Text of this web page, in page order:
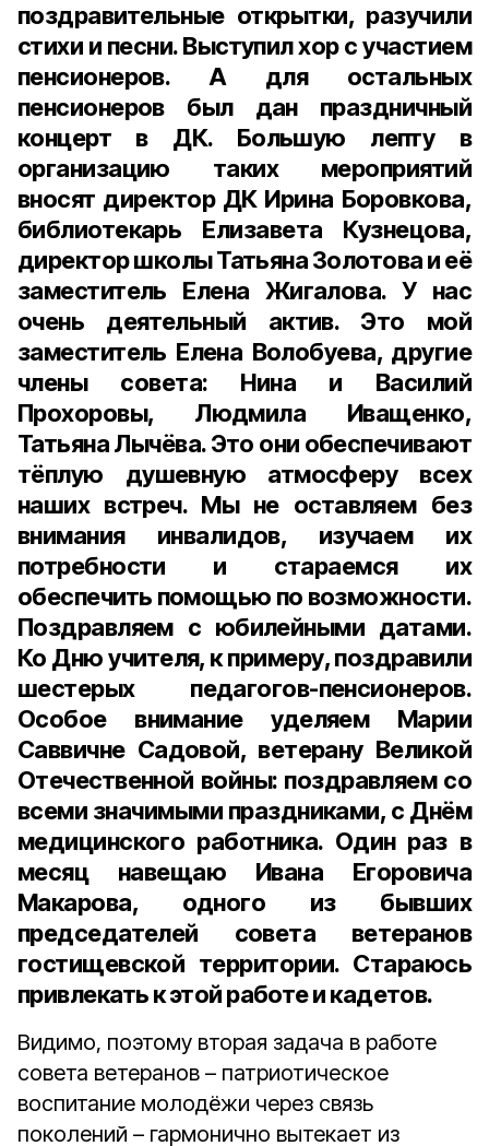
поздравительные открытки, разучили
стихи и песни. Выступил хор с участием
пенсионеров. А для остальных
пенсионеров был дан праздничный
концерт в ДК. Большую лепту в
организацию таких мероприятий
вносят директор ДК Ирина Боровкова,
библиотекарь Елизавета Кузнецова,
директор школы Татьяна Золотова и её
заместитель Елена Жигалова. У нас
очень деятельный актив. Это мой
заместитель Елена Волобуева, другие
члены совета: Нина и Василий
Прохоровы, Людмила Иващенко,
Татьяна Лычёва. Это они обеспечивают
тёплую душевную атмосферу всех
наших встреч. Мы не оставляем без
внимания инвалидов, изучаем их
потребности и стараемся их
обеспечить помощью по возможности.
Поздравляем с юбилейными датами.
Ко Дню учителя, к примеру, поздравили
шестерых педагогов-пенсионеров.
Особое внимание уделяем Марии
Саввичне Садовой, ветерану Великой
Отечественной войны: поздравляем со
всеми значимыми праздниками, с Днём
медицинского работника. Один раз в
месяц навещаю Ивана Егоровича
Макарова, одного из бывших
председателей совета ветеранов
гостищевской территории. Стараюсь
привлекать к этой работе и кадетов.
Видимо, поэтому вторая задача в работе
совета ветеранов – патриотическое
воспитание молодёжи через связь
поколений – гармонично вытекает из